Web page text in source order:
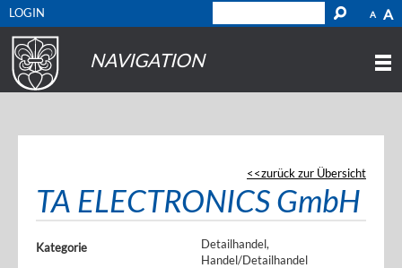
A A
LOGIN
NAVIGATION
zurück zur Übersicht
TA ELECTRONICS GmbH
Kategorie
Detailhandel,
Handel/Detailhandel